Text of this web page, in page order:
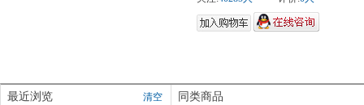
最近浏览 清空 同类商品